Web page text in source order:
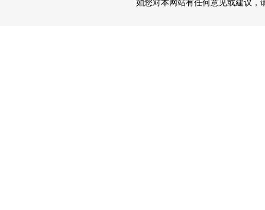
如您对本网站有任何意见或建议，